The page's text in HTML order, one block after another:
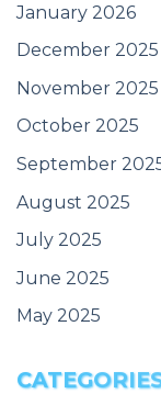
January 2026
December 2025
November 2025
October 2025
September
August 2025
July 2025
June 2025
May 2025